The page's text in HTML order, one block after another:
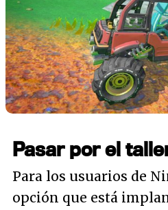
Pasar por el
Para los usuarios de
opción que está